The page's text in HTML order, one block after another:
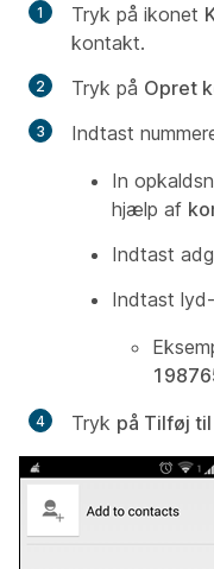
Tryk på ikonet
kontakt.
Tryk på Opret
Indtast
In
hjælp af
Indtast
Indtast
Tryk på Tilføj